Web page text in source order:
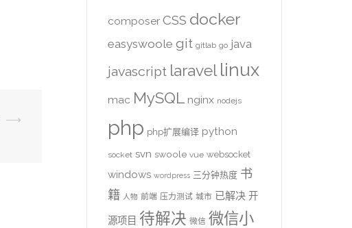
⟶
composer CSS docker
easyswoole git gitlab go java
javascript laravel linux
mac MySQL nginx nodejs
php php扩展编译 python
socket svn swoole vue websocket
windows wordpress 三分钟热度 书
籍 人物 前端 压力测试 城市 已解决 开
源项目 待解决 微信 微信小